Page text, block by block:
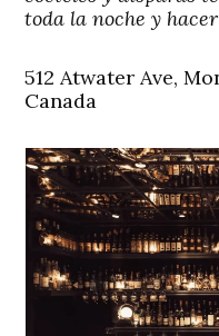
toda la noche y
512 Atwater Ave,
Canada